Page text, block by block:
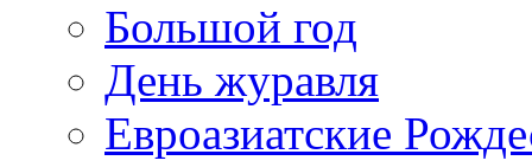
Большой год
День журавля
Евроазиатские